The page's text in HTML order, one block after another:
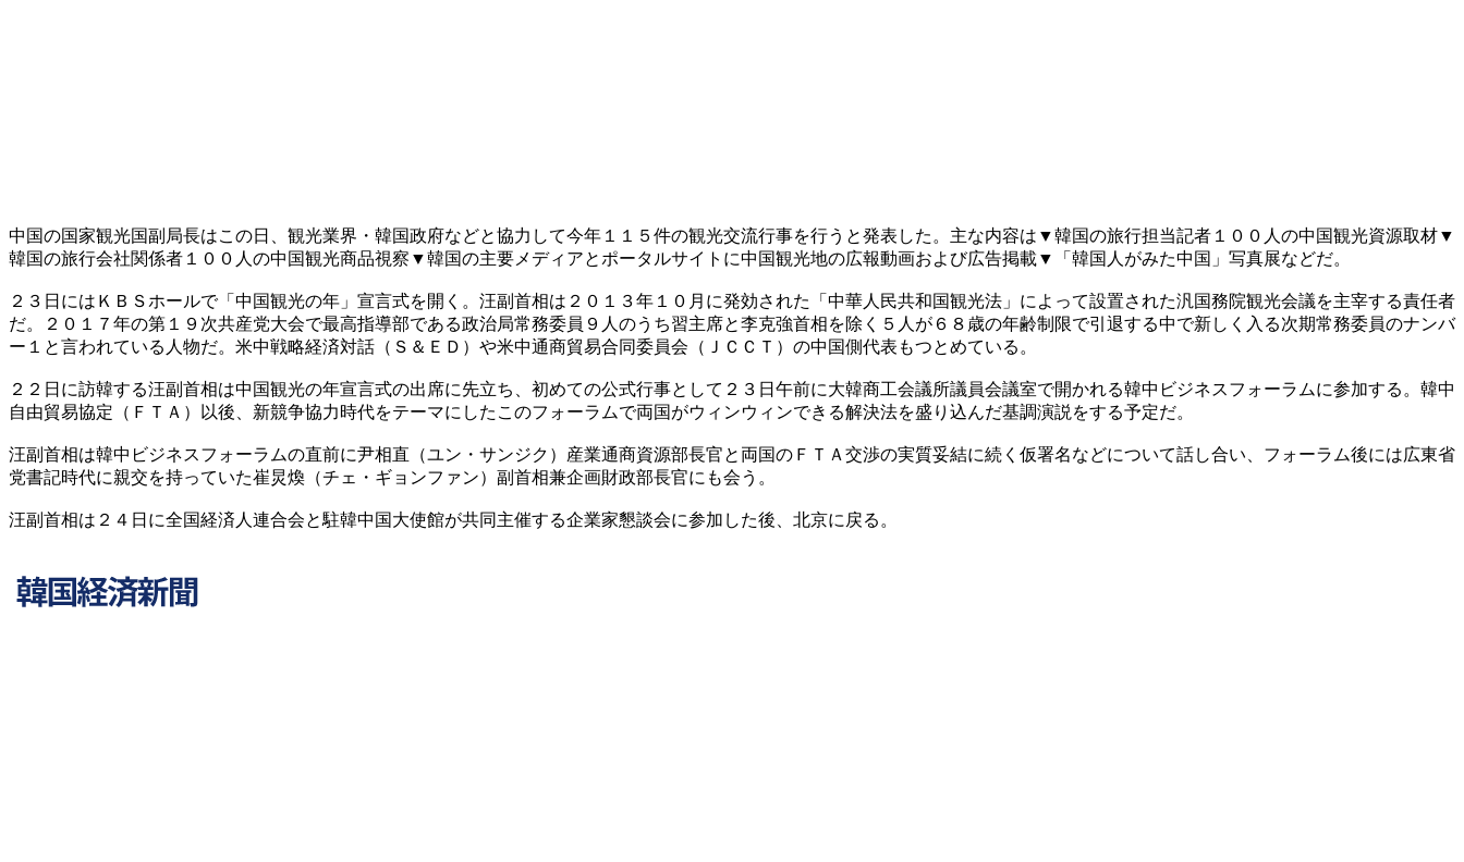
中国の国家観光国副局長はこの日、観光業界・韓国政府などと協力して今年１１５件の観光交流行事を行うと発表した。主な内容は▼韓国の旅行担当記者１００人の中国観光資源取材▼
韓国の旅行会社関係者１００人の中国観光商品視察▼韓国の主要メディアとポータルサイトに中国観光地の広報動画および広告掲載▼「韓国人がみた中国」写真展などだ。
２３日にはＫＢＳホールで「中国観光の年」宣言式を開く。汪副首相は２０１３年１０月に発効された「中華人民共和国観光法」によって設置された汎国務院観光会議を主宰する責任者
だ。２０１７年の第１９次共産党大会で最高指導部である政治局常務委員９人のうち習主席と李克強首相を除く５人が６８歳の年齢制限で引退する中で新しく入る次期常務委員のナンバ
ー１と言われている人物だ。米中戦略経済対話（Ｓ＆ＥＤ）や米中通商貿易合同委員会（ＪＣＣＴ）の中国側代表もつとめている。
２２日に訪韓する汪副首相は中国観光の年宣言式の出席に先立ち、初めての公式行事として２３日午前に大韓商工会議所議員会議室で開かれる韓中ビジネスフォーラムに参加する。韓中
自由貿易協定（ＦＴＡ）以後、新競争協力時代をテーマにしたこのフォーラムで両国がウィンウィンできる解決法を盛り込んだ基調演説をする予定だ。
汪副首相は韓中ビジネスフォーラムの直前に尹相直（ユン・サンジク）産業通商資源部長官と両国のＦＴＡ交渉の実質妥結に続く仮署名などについて話し合い、フォーラム後には広東省
党書記時代に親交を持っていた崔炅煥（チェ・ギョンファン）副首相兼企画財政部長官にも会う。
汪副首相は２４日に全国経済人連合会と駐韓中国大使館が共同主催する企業家懇談会に参加した後、北京に戻る。